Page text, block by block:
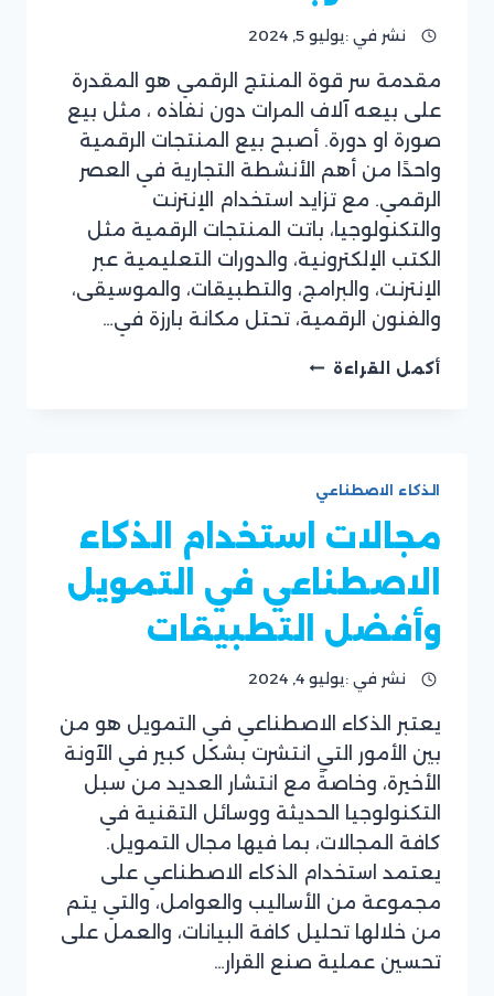
بقلم
نادر
العزالدين
نشر في :يوليو 5, 2024
مقدمة سر قوة المنتج الرقمي هو المقدرة
على بيعه آلاف المرات دون نفاذه ، مثل بيع
صورة او دورة. أصبح بيع المنتجات الرقمية
واحدًا من أهم الأنشطة التجارية في العصر
الرقمي. مع تزايد استخدام الإنترنت
والتكنولوجيا، باتت المنتجات الرقمية مثل
الكتب الإلكترونية، والدورات التعليمية عبر
الإنترنت، والبرامج، والتطبيقات، والموسيقى،
والفنون الرقمية، تحتل مكانة بارزة في…
أكمل القراءة بيع
المطلوبة
الذكاء الاصطناعي
مجالات استخدام الذكاء
الاصطناعي في التمويل
وأفضل التطبيقات
بقلم
فريق
موقع
ريان
سوفت
نشر في :يوليو 4, 2024
يعتبر الذكاء الاصطناعي في التمويل هو من
بين الأمور التي انتشرت بشكل كبير في الآونة
الأخيرة، وخاصةً مع انتشار العديد من سبل
التكنولوجيا الحديثة ووسائل التقنية في
كافة المجالات، بما فيها مجال التمويل.
يعتمد استخدام الذكاء الاصطناعي على
مجموعة من الأساليب والعوامل، والتي يتم
من خلالها تحليل كافة البيانات، والعمل على
تحسين عملية صنع القرار…